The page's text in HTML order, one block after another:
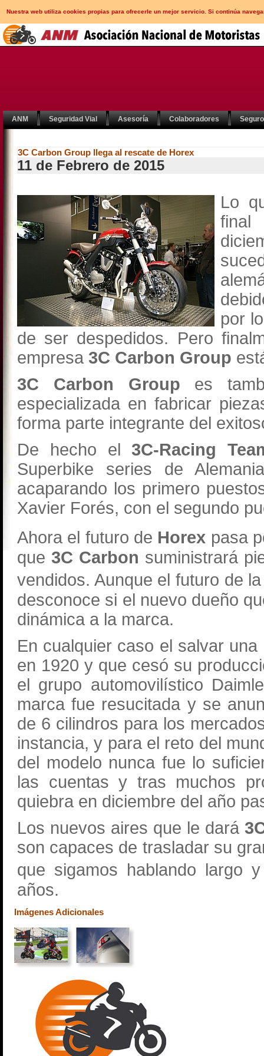
Nuestra web utiliza cookies propias para ofrecerle un mejor servicio. Si continúa
ANM Seguridad Vial Asesoría Colaboradores
3C Carbon Group llega al rescate de Horex
11 de Febrero de 2015
Lo
final
por
de ser despedidos. Pero
empresa 3C Carbon Group
3C Carbon Group es
especializada en fabricar
forma parte integrante del
De hecho el3C-Racing
Superbike series de
acaparando los primero
Xavier Forés, con el segundo
Ahora el futuro de Horex pasa
que 3C Carbon suministrará
vendidos. Aunque el futuro de
desconoce si el nuevo dueño
dinámica a la marca.
En cualquier caso el salvar
en 1920 y que cesó su
el grupo automovilístico
marca fue resucitada y se
de 6 cilindros para los
instancia, y para el reto del
del modelo nunca fue lo
las cuentas y tras muchos
quiebra en diciembre del año
Los nuevos aires que le dará
son capaces de trasladar su
que sigamos hablando largo
años.
Imágenes Adicionales